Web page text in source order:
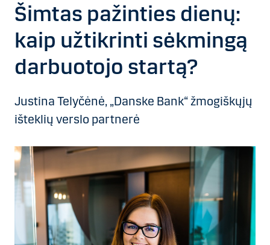
Šimtas pažinties dienų:
kaip užtikrinti sėkmingą
darbuotojo startą?
Justina Telyčėnė, „Danske Bank“ žmogiškųjų
išteklių verslo partnerė